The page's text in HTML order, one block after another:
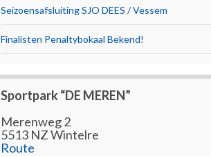
Seizoensafsluiting SJO DEES / Vessem
Finalisten Penaltybokaal Bekend!
Sportpark “DE MEREN”
Merenweg 2
5513 NZ Wintelre
Route